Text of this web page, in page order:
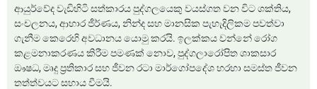
ආයුර්වේද වැඩිහිටි සත්කාරය පුද්ගලයෙකු වයස්ගත වන විට ශක්තිය,
සංචලනය, ආහාර ජීර්ණය, නින්ද සහ මානසික පැහැදිලිකම පවත්වා
ගැනීම කෙරෙහි අවධානය යොමු කරයි. ඉලක්කය වන්නේ රෝග
කළමනාකරණය කිරීම පමණක් නොව, පුද්ගලාරෝපිත ශාකසාර
ඖෂධ, මෘදු ප්‍රතිකාර සහ ජීවන රටා මාර්ගෝපදේශ හරහා සමස්ත ජීවන
තත්ත්වයට සහාය වීමයි.